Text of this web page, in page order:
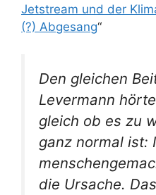
Jetstream und der
(?) Abgesang“
Den gleichen
Levermann
gleich ob es zu
ganz normal ist:
die Ursache.